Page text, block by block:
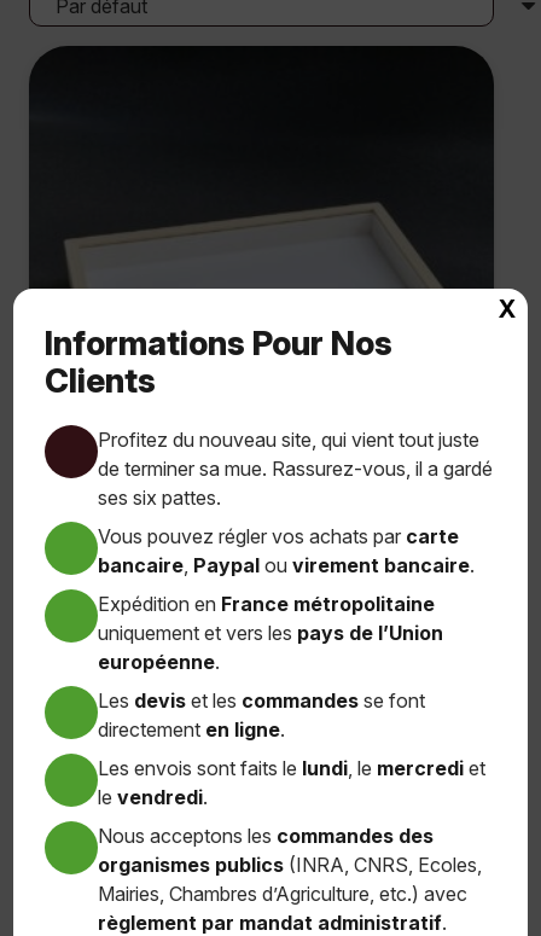
Boite Entomologique 39 X 26 X 5,7 Cm
30,00€
Ajouter au panier
Informations Pour Nos
Clients
Profitez du nouveau site, qui vient tout juste
de terminer sa mue. Rassurez-vous, il a gardé
ses six pattes.
Vous pouvez régler vos achats par carte
bancaire, Paypalou virement bancaire.
Expédition en France métropolitaine
uniquement et vers les pays de l’Union
européenne.
Les deviset les commandesse font
directement en ligne.
Les envois sont faits le lundi, le mercrediet
le vendredi.
Nous acceptons les commandes des
organismes publics(INRA, CNRS, Ecoles,
Mairies, Chambres d’Agriculture, etc.) avec
règlement par mandat administratif.
X